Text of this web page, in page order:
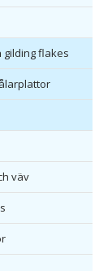
gilding flakes
väv